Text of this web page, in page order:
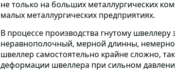
не только на больших металлургических
малых металлургических предприятиях.
В процессе производства гнутому
неравнополочный, мерной длинны,
швеллер самостоятельно крайне сложно,
деформации швеллера при сильном